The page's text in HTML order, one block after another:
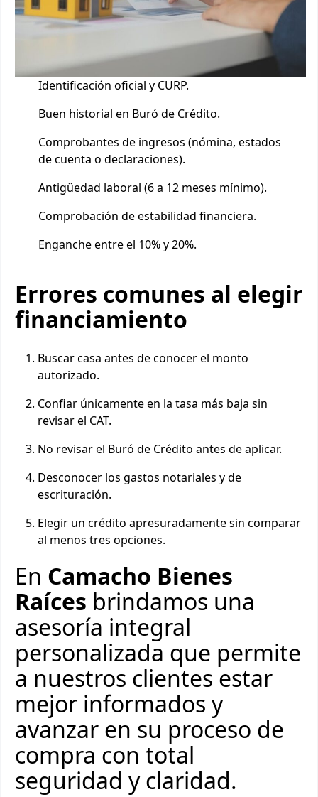
Identificación oficial y CURP.
Buen historial en Buró de Crédito.
Comprobantes de ingresos (nómina, estados
de cuenta o declaraciones).
Antigüedad laboral (6 a 12 meses mínimo).
Comprobación de estabilidad financiera.
Enganche entre el 10% y 20%.
Errores comunes al elegir
financiamiento
Buscar casa antes de conocer el monto
autorizado.
Confiar únicamente en la tasa más baja sin
revisar el CAT.
No revisar el Buró de Crédito antes de aplicar.
Desconocer los gastos notariales y de
escrituración.
Elegir un crédito apresuradamente sin comparar
al menos tres opciones.
En Camacho Bienes
Raíces brindamos una
asesoría integral
personalizada que permite
a nuestros clientes estar
mejor informados y
avanzar en su proceso de
compra con total
seguridad y claridad.